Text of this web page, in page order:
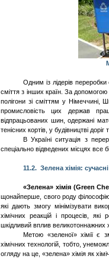
Одним із лідерів
сміття з інших країн. За
полігони зі сміттям у Німеччині,
промисловість цих держав
відпрацьованих шин, одержані
тенісних кортів, у будівництві доріг
В Україні ситуація з
спеціально відведених місцях все
11.2. Зелена хімія:
«Зелена» хімія (Green
щонайперше, свого роду філософію
які дають змогу мінімізувати
хімічних реакцій і процесів,
шкідливий вплив великотоннажних
Метою «зеленої» хімії є
хімічних технологій, тобто,
огляду на це, «зелена» хімія як